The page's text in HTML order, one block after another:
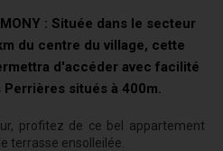
: Située dans le secteur
du centre du village, cette
d'accéder avec facilité
situés à 400m.
profitez de ce bel appartement
terrasse ensolleilée.